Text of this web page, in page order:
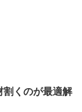
割くのが最適解